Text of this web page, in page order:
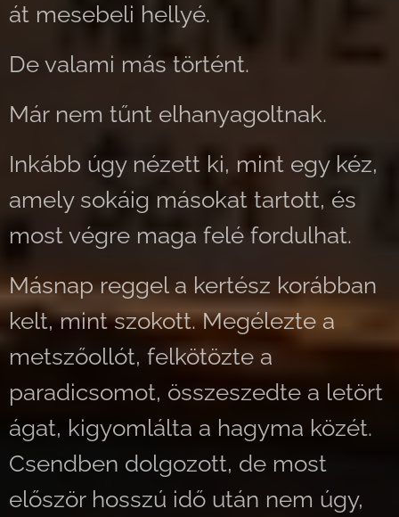
át mesebeli hellyé.
De valami más történt.
Már nem tűnt elhanyagoltnak.
Inkább úgy nézett ki, mint egy kéz,
amely sokáig másokat tartott, és
most végre maga felé fordulhat.
Másnap reggel a kertész korábban
kelt, mint szokott. Megélezte a
metszőollót, felkötözte a
paradicsomot, összeszedte a letört
ágat, kigyomlálta a hagyma közét.
Csendben dolgozott, de most
először hosszú idő után nem úgy,